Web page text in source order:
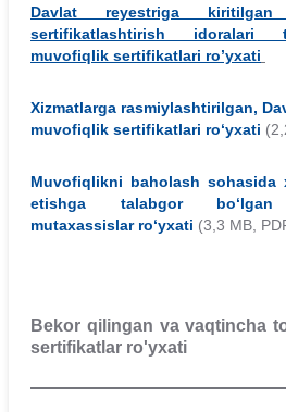
Davlat reyestriga kiritilgan
sertifikatlashtirish idoralari
muvofiqlik sertifikatlari ro’yxati
Xizmatlarga rasmiylashtirilgan,
muvofiqlik sertifikatlari ro‘yxati
Muvofiqlikni baholash
etishga talabgor bo‘lgan
mutaxassislar ro‘yxati (3,3 MB,
Bekor qilingan va vaqtincha
sertifikatlar ro'yxati